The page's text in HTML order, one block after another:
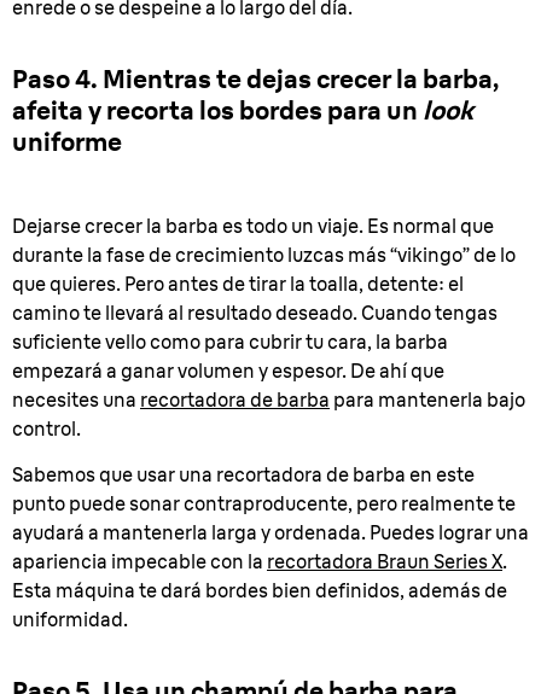
enrede o se despeine a lo largo del día.
Paso 4. Mientras te dejas crecer la barba,
afeita y recorta los bordes para un look
uniforme
Dejarse crecer la barba es todo un viaje. Es normal que
durante la fase de crecimiento luzcas más “vikingo” de lo
que quieres. Pero antes de tirar la toalla, detente: el
camino te llevará al resultado deseado. Cuando tengas
suficiente vello como para cubrir tu cara, la barba
empezará a ganar volumen y espesor. De ahí que
necesites una recortadora de barba para mantenerla bajo
control.
Sabemos que usar una recortadora de barba en este
punto puede sonar contraproducente, pero realmente te
ayudará a mantenerla larga y ordenada. Puedes lograr una
apariencia impecable con la recortadora Braun Series X.
Esta máquina te dará bordes bien definidos, además de
uniformidad.